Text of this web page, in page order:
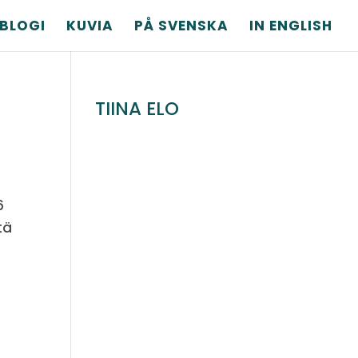
BLOGI KUVIA PÅ SVENSKA IN ENGLISH
TIINA ELO